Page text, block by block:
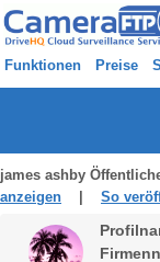
Funktionen Preise
james ashby
anzeigen
So